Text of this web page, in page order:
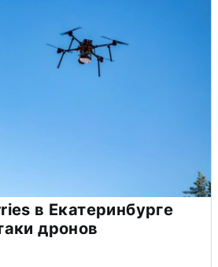
в Екатеринбурге
дронов